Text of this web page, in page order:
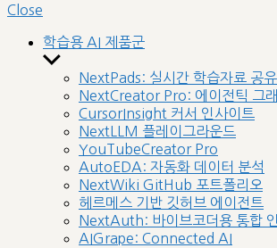
search
Close
학습용 AI 제품군
Show
sub
menu
NextPads: 실시간 학습자료 공
NextCreator Pro: 에이전틱 그
CursorInsight 커서 인사이트
NextLLM 플레이그라운드
YouTubeCreator Pro
AutoEDA: 자동화 데이터 분석
NextWiki GitHub 포트폴리오
헤르메스 기반 깃허브 에이전트
NextAuth: 바이브코더용 통합
AIGrape: Connected AI